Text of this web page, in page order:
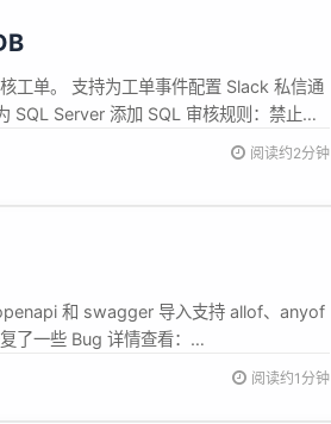
工单。 支持为工单事件配置 Slack 私信通
SQL Server 添加 SQL 审核规则：禁止冗
据库会共享同一份 SQL 语句。 🎄 改进 支
阅读约2分钟
和 swagger 导入支持 allof、anyof
了一些 Bug 详情查看：
阅读约1分钟